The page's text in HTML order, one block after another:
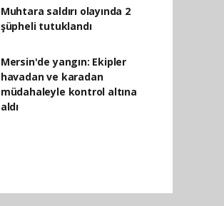
Muhtara saldırı olayında 2
şüpheli tutuklandı
Mersin'de yangın: Ekipler
havadan ve karadan
müdahaleyle kontrol altına
aldı